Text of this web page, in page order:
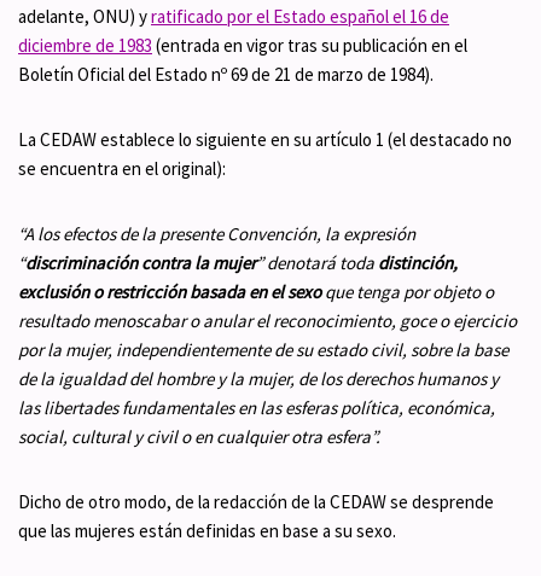
adelante, ONU) yratificado por el Estado español el 16 de
diciembre de 1983 (entrada en vigor tras su publicación en el
Boletín Oficial del Estado nº 69 de 21 de marzo de 1984).
La CEDAW establece lo siguiente en su artículo 1 (el destacado no
se encuentra en el original):
“A los efectos de la presente Convención, la expresión
“discriminación contra la mujer” denotará toda distinción,
exclusión o restricciónbasada en el sexoque tenga por objeto o
resultado menoscabar o anular el reconocimiento, goce o ejercicio
por la mujer, independientemente de su estado civil, sobre la base
de la igualdad del hombre y la mujer, de los derechos humanos y
las libertades fundamentales en las esferas política, económica,
social, cultural y civil o en cualquier otra esfera”.
Dicho de otro modo, de la redacción de la CEDAW se desprende
que las mujeres están definidas en base a su sexo.